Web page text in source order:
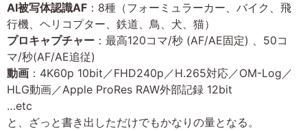
AI被写体認識AF ：8種（フォーミュラーカー、バイク、飛
行機、ヘリコプター、鉄道、鳥、犬、猫）
プロキャプチャー ：最高120コマ/秒 (AF/AE固定) 、50コ
マ/秒(AF/AE追従)
動画 ：4K60p 10bit／FHD240p／H.265対応／OM-Log／
HLG動画／Apple ProRes RAW外部記録 12bit
…etc
と、ざっと書き出しただけでもかなりの量となる。